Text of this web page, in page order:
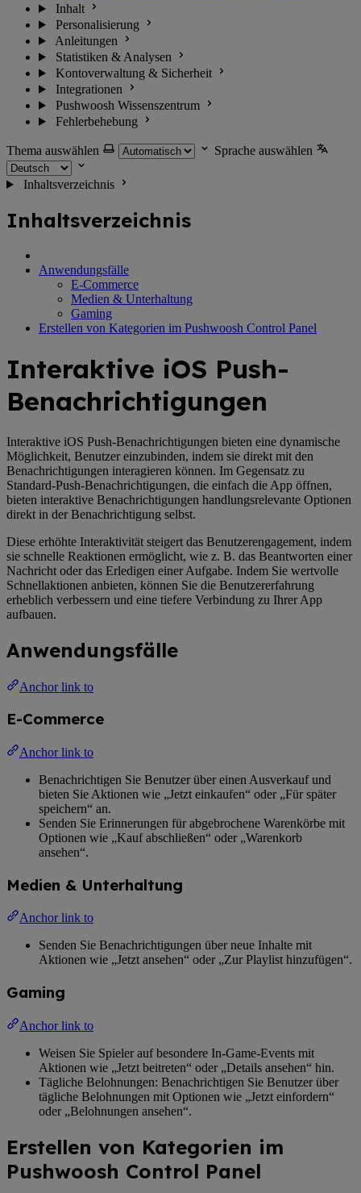
Inhalt
Personalisierung
Anleitungen
Statistiken & Analysen
Kontoverwaltung & Sicherheit
Integrationen
Pushwoosh Wissenszentrum
Fehlerbehebung
Thema auswählen Sprache auswählen
Inhaltsverzeichnis
Inhaltsverzeichnis
Anwendungsfälle
E-Commerce
Medien & Unterhaltung
Gaming
Erstellen von Kategorien im Pushwoosh Control Panel
Interaktive iOS Push-
Benachrichtigungen
Interaktive iOS Push-Benachrichtigungen bieten eine dynamische
Möglichkeit, Benutzer einzubinden, indem sie direkt mit den
Benachrichtigungen interagieren können. Im Gegensatz zu
Standard-Push-Benachrichtigungen, die einfach die App öffnen,
bieten interaktive Benachrichtigungen handlungsrelevante Optionen
direkt in der Benachrichtigung selbst.
Diese erhöhte Interaktivität steigert das Benutzerengagement, indem
sie schnelle Reaktionen ermöglicht, wie z. B. das Beantworten einer
Nachricht oder das Erledigen einer Aufgabe. Indem Sie wertvolle
Schnellaktionen anbieten, können Sie die Benutzererfahrung
erheblich verbessern und eine tiefere Verbindung zu Ihrer App
aufbauen.
Anwendungsfälle
Anchor link to
E-Commerce
Anchor link to
Benachrichtigen Sie Benutzer über einen Ausverkauf und
bieten Sie Aktionen wie „Jetzt einkaufen“ oder „Für später
speichern“ an.
Senden Sie Erinnerungen für abgebrochene Warenkörbe mit
Optionen wie „Kauf abschließen“ oder „Warenkorb
ansehen“.
Medien & Unterhaltung
Anchor link to
Senden Sie Benachrichtigungen über neue Inhalte mit
Aktionen wie „Jetzt ansehen“ oder „Zur Playlist hinzufügen“.
Gaming
Anchor link to
Weisen Sie Spieler auf besondere In-Game-Events mit
Aktionen wie „Jetzt beitreten“ oder „Details ansehen“ hin.
Tägliche Belohnungen: Benachrichtigen Sie Benutzer über
tägliche Belohnungen mit Optionen wie „Jetzt einfordern“
oder „Belohnungen ansehen“.
Erstellen von Kategorien im
Pushwoosh Control Panel